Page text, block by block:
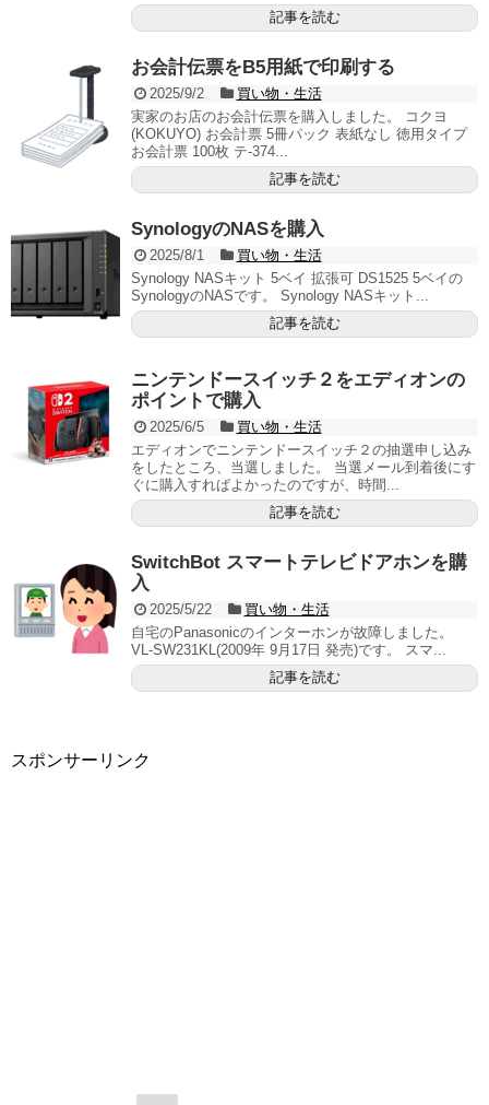
記事を読む
お会計伝票をB5用紙で印刷する
2025/9/2
買い物・生活
実家のお店のお会計伝票を購入しました。 コクヨ
(KOKUYO) お会計票 5冊パック 表紙なし 徳用タイプ
お会計票 100枚 テ-374...
記事を読む
SynologyのNASを購入
2025/8/1
買い物・生活
Synology NASキット 5ベイ 拡張可 DS1525 5ベイの
SynologyのNASです。 Synology NASキット...
記事を読む
ニンテンドースイッチ２をエディオンの
ポイントで購入
2025/6/5
買い物・生活
エディオンでニンテンドースイッチ２の抽選申し込み
をしたところ、当選しました。 当選メール到着後にす
ぐに購入すればよかったのですが、時間...
記事を読む
SwitchBot スマートテレビドアホンを購
入
2025/5/22
買い物・生活
自宅のPanasonicのインターホンが故障しました。
VL-SW231KL(2009年 9月17日 発売)です。 スマ...
記事を読む
スポンサーリンク